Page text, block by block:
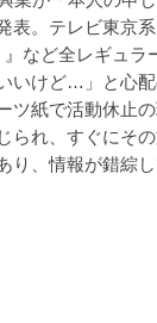
表。テレビ東京系
など全レギュラ
いけど…」と心配
ツ紙で活動休止
られ、すぐにそ
り、情報が錯綜し